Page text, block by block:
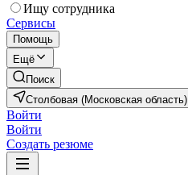
Ищу сотрудника
Сервисы
Помощь
Ещё
Поиск
Столбовая (Московская область)
Войти
Войти
Создать резюме